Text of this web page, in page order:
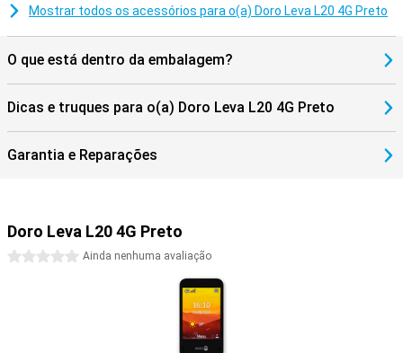
Mostrar todos os acessórios para o(a) Doro Leva L20 4G Preto
O que está dentro da embalagem?
Dicas e truques para o(a) Doro Leva L20 4G Preto
Garantia e Reparações
Doro Leva L20 4G Preto
0 estrelasAinda nenhuma avaliação